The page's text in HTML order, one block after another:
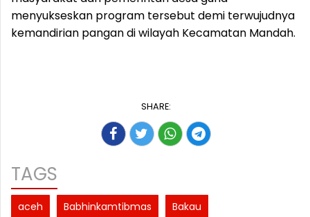
menyukseskan program tersebut demi terwujudnya
kemandirian pangan di wilayah Kecamatan Mandah.
SHARE:
TAGS
aceh Babhinkamtibmas Bakau